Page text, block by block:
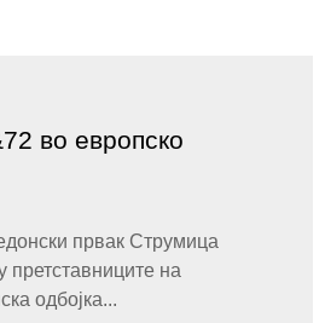
во европско
првак Струмица
претставниците на
одбојка...